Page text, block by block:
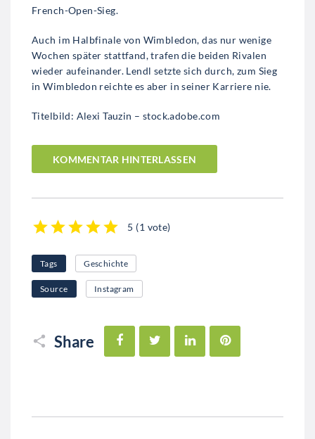
French-Open-Sieg.
Auch im Halbfinale von Wimbledon, das nur wenige
Wochen später stattfand, trafen die beiden Rivalen
wieder aufeinander. Lendl setzte sich durch, zum Sieg
in Wimbledon reichte es aber in seiner Karriere nie.
Titelbild: Alexi Tauzin – stock.adobe.com
KOMMENTAR HINTERLASSEN
5 (1 vote)
Tags Geschichte
Source Instagram
Share
FacebookTwitter LinkedIn